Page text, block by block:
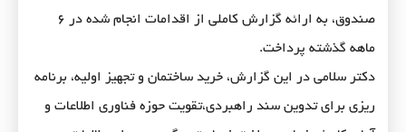
صندوق، به ارائه گزارش کاملی از اقدامات انجام شده در ۶
ماهه گذشته پرداخت.
دکتر سلامی در این گزارش، خرید ساختمان و تجهیز اولیه، برنامه
ریزی برای تدوین سند راهبردی،تقویت حوزه فناوری اطلاعات و